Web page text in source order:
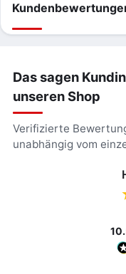
Das sagen
unseren Shop
Verifizierte
unabhängig vom